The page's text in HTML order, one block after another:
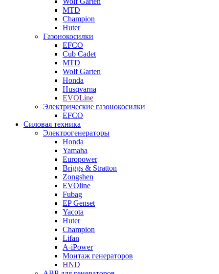
MTD
Champion
Huter
Газонокосилки
EFCO
Cub Cadet
MTD
Wolf Garten
Honda
Husqvarna
EVOLine
Электрические газонокосилки
EFCO
Силовая техника
Электрогенераторы
Honda
Yamaha
Europower
Briggs & Stratton
Zongshen
EVOline
Fubag
EP Genset
Yacota
Huter
Champion
Lifan
A-iPower
Монтаж генераторов
HND